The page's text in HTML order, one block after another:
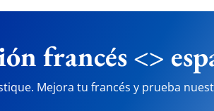
francés <>
Mejora tu francés y prueba